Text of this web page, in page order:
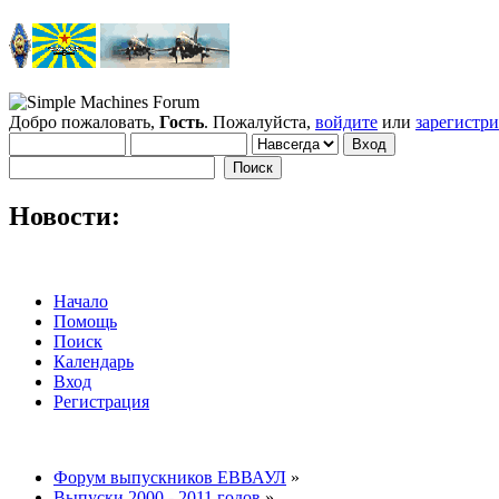
Добро пожаловать, Гость. Пожалуйста, войдите или
Новости:
Начало
Помощь
Поиск
Календарь
Вход
Регистрация
Форум выпускников ЕВВАУЛ »